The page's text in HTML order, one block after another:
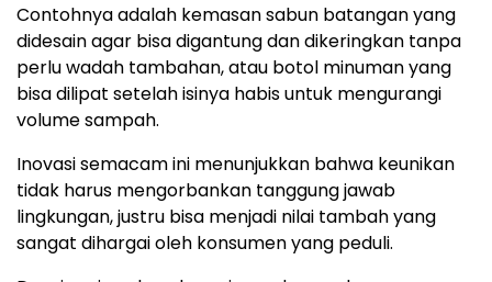
Contohnya adalah kemasan sabun batangan yang
didesain agar bisa digantung dan dikeringkan tanpa
perlu wadah tambahan, atau botol minuman yang
bisa dilipat setelah isinya habis untuk mengurangi
volume sampah.
Inovasi semacam ini menunjukkan bahwa keunikan
tidak harus mengorbankan tanggung jawab
lingkungan, justru bisa menjadi nilai tambah yang
sangat dihargai oleh konsumen yang peduli.